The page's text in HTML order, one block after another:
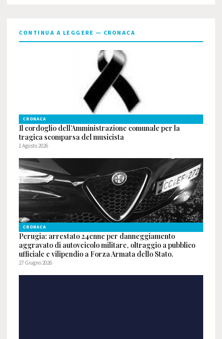
CONTINUA A LEGGERE — CRONACA
CRONACA
Il cordoglio dell’Amministrazione comunale per la
tragica scomparsa del musicista
1 Agosto 2026
CRONACA
Perugia: arrestato 24enne per danneggiamento
aggravato di autoveicolo militare, oltraggio a pubblico
ufficiale e vilipendio a Forza Armata dello Stato.
27 Giugno 2026